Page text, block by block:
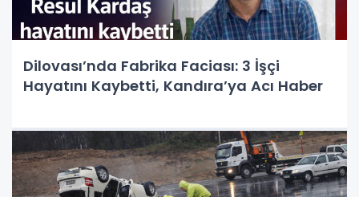
Dilovası’nda Fabrika Faciası: 3 İşçi
Hayatını Kaybetti, Kandıra’ya Acı Haber